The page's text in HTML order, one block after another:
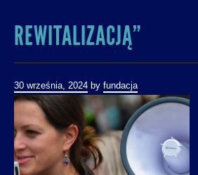
REWITALIZACJĄ”
30 września, 2024 by fundacja